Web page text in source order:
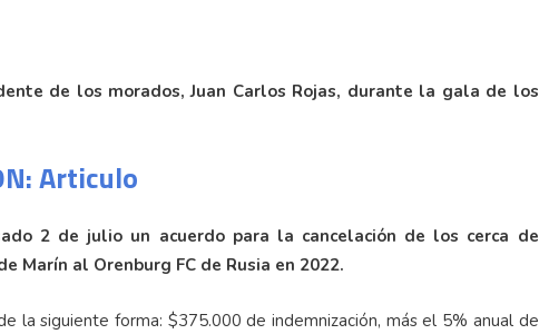
de los morados, Juan Carlos Rojas, durante la gala de los
Articulo
2 de julio un acuerdo para la cancelación de los cerca de
Marín al Orenburg FC de Rusia en 2022.
la siguiente forma: $375.000 de indemnización, más el 5% anual de